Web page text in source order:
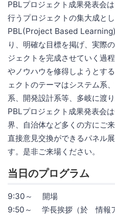
PBLプロジェクト成果発表会
行うプロジェクトの集大成と
PBL(Project Based
り、明確な目標を掲げ、実際
ジェクトを完成させていく過
やノウハウを修得しようとす
ェクトのテーマはシステム系
系、開発設計系等、多岐に渡り
PBLプロジェクト成果発表会
界、自治体など多くの方にご
直接意見交換ができるパネル
す。是非ご来場ください。
当日のプログラム
9:30～ 開場
9:50～ 学長挨拶（於 情報ア